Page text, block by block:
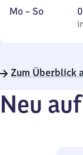
Montag
Mo – So,
inkl.
7
Zum Überblick
Neu